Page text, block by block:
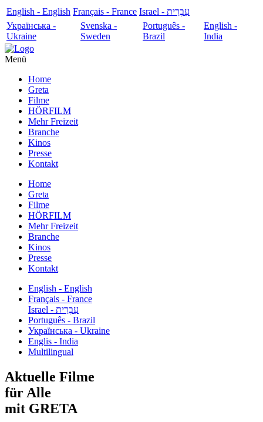
English - English Français - France
עִבְרִית - Israel
Українська -
Ukraine
Svenska -
Sweden
Português -
Brazil
English -
India
Menü
Home
Greta
Filme
HÖRFILM
Mehr Freizeit
Branche
Kinos
Presse
Kontakt
Home
Greta
Filme
HÖRFILM
Mehr Freizeit
Branche
Kinos
Presse
Kontakt
English - English
Français - France
עִבְרִית - Israel
Português - Brazil
Українська - Ukraine
Englis - India
Multilingual
Aktuelle Filme
für Alle
mit GRETA